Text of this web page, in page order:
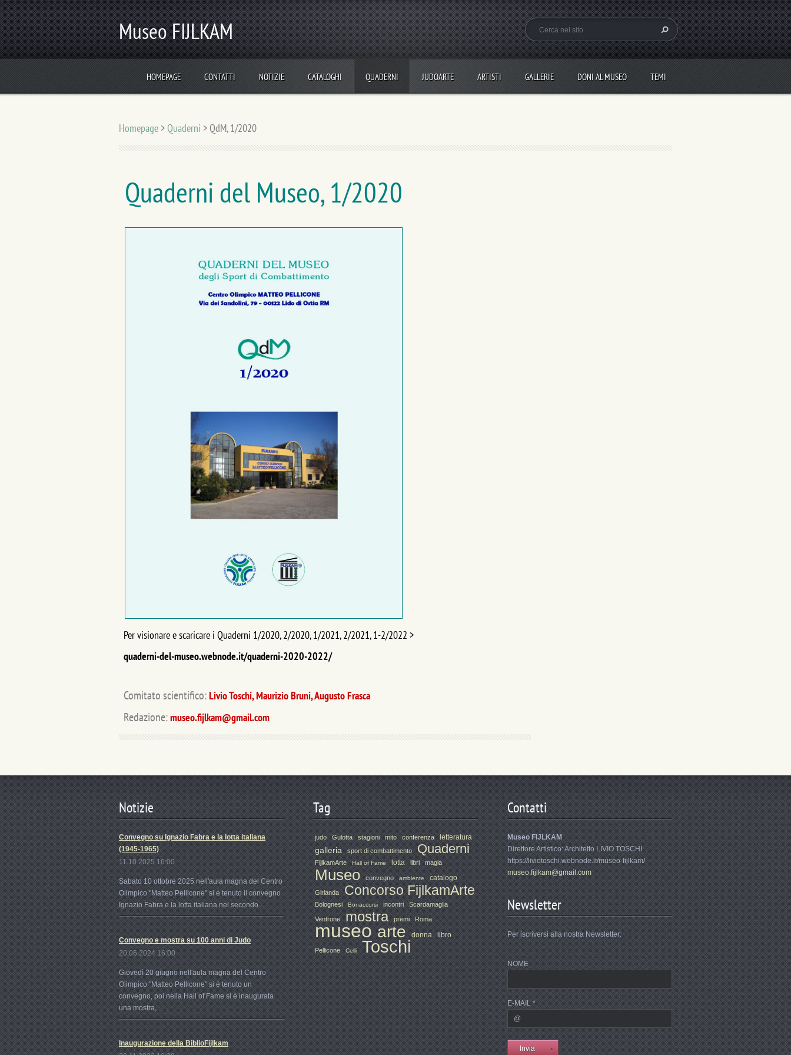
Museo FIJLKAM
HOMEPAGE CONTATTI NOTIZIE CATALOGHI QUADERNI JUDOARTE ARTISTI GALLERIE DONI AL MUSEO TEMI
Homepage >Quaderni >QdM, 1/2020
Quaderni del Museo, 1/2020
Per visionare e scaricare i Quaderni 1/2020, 2/2020, 1/2021, 2/2021, 1-2/2022 >
quaderni-del-museo.webnode.it/quaderni-2020-2022/
Comitato scientifico:Livio Toschi, Maurizio Bruni, Augusto Frasca
Redazione:museo.fijlkam@gmail.com
Notizie
Convegno su Ignazio Fabra e la lotta italiana
(1945-1965)
11.10.2025 16:00
Sabato 10 ottobre 2025 nell'aula magna del Centro
Olimpico "Matteo Pellicone" si è tenuto il convegno
Ignazio Fabra e la lotta italiana nel secondo...
Convegno e mostra su 100 anni di Judo
20.06.2024 16:00
Giovedì 20 giugno nell'aula magna del Centro
Olimpico "Matteo Pellicone" si è tenuto un
convegno, poi nella Hall of Fame si è inaugurata
una mostra,...
Inaugurazione della BiblioFijlkam
Tag
judo Gulotta stagioni mito conferenza letteratura
galleria sport di combattimento Quaderni
FijlkamArte Hall of Fame lotta libri magia
Museo convegno ambiente catalogo
Girlanda Concorso FijlkamArte
Bolognesi Bonaccorsi incontri Scardamaglia
Ventrone mostra premi Roma
museo arte donna libro
Pellicone Celli Toschi
Contatti
Museo FIJLKAM
Direttore Artistico: Architetto LIVIO TOSCHI
https://liviotoschi.webnode.it/museo-fijlkam/
museo.fijlkam@gmail.com
Newsletter
Per iscriversi alla nostra Newsletter:
NOME
E-MAIL *